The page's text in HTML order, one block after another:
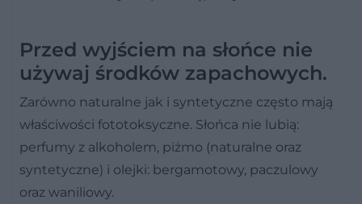
Przed wyjściem na słońce nie
używaj środków zapachowych.
Zarówno naturalne jak i syntetyczne często mają
właściwości fototoksyczne. Słońca nie lubią:
perfumy z alkoholem, piżmo (naturalne oraz
syntetyczne) i olejki: bergamotowy, paczulowy
oraz waniliowy.